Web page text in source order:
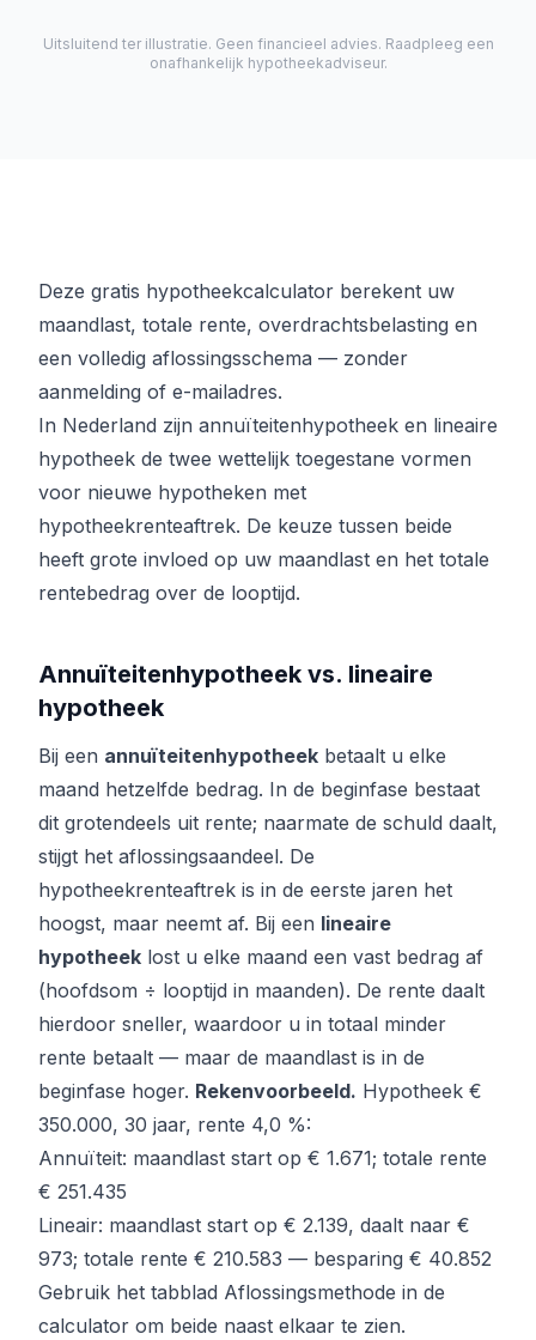
Uitsluitend ter illustratie. Geen financieel advies. Raadpleeg een
onafhankelijk hypotheekadviseur.
Deze gratis hypotheekcalculator berekent uw
maandlast, totale rente, overdrachtsbelasting en
een volledig aflossingsschema — zonder
aanmelding of e-mailadres.
In Nederland zijn annuïteitenhypotheek en lineaire
hypotheek de twee wettelijk toegestane vormen
voor nieuwe hypotheken met
hypotheekrenteaftrek. De keuze tussen beide
heeft grote invloed op uw maandlast en het totale
rentebedrag over de looptijd.
Annuïteitenhypotheek vs. lineaire
hypotheek
Bij een annuïteitenhypotheek betaalt u elke
maand hetzelfde bedrag. In de beginfase bestaat
dit grotendeels uit rente; naarmate de schuld daalt,
stijgt het aflossingsaandeel. De
hypotheekrenteaftrek is in de eerste jaren het
hoogst, maar neemt af. Bij een lineaire
hypotheek lost u elke maand een vast bedrag af
(hoofdsom ÷ looptijd in maanden). De rente daalt
hierdoor sneller, waardoor u in totaal minder
rente betaalt — maar de maandlast is in de
beginfase hoger. Rekenvoorbeeld. Hypotheek €
350.000, 30 jaar, rente 4,0 %:
Annuïteit: maandlast start op € 1.671; totale rente
€ 251.435
Lineair: maandlast start op € 2.139, daalt naar €
973; totale rente € 210.583 — besparing € 40.852
Gebruik het tabblad Aflossingsmethode in de
calculator om beide naast elkaar te zien.